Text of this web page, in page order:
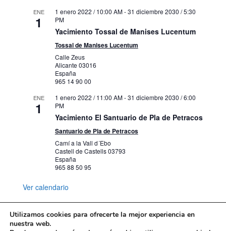
ENE
1
1 enero 2022 / 10:00 AM-31 diciembre 2030 / 5:30
PM
Yacimiento Tossal de Manises Lucentum
Tossal de Manises Lucentum
Calle Zeus
Alicante 03016
España
965 14 90 00
ENE
1
1 enero 2022 / 11:00 AM-31 diciembre 2030 / 6:00
PM
Yacimiento El Santuario de Pla de Petracos
Santuario de Pla de Petracos
Camí a la Vall d´Ebo
Castell de Castells03793
España
965 88 50 95
Ver calendario
Utilizamos cookies para ofrecerte la mejor experiencia en
nuestra web.